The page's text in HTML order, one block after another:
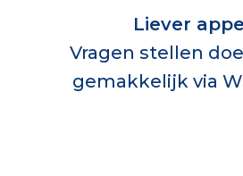
Liever
Vragen stellen
gemakkelijk via